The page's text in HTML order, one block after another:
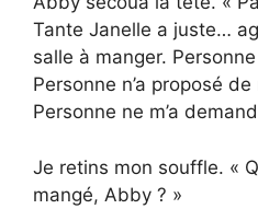
Tante Janelle a juste…
salle à manger. Personne
Personne n’a proposé
Personne ne m’a
Je retins mon souffle. «
mangé, Abby ? »